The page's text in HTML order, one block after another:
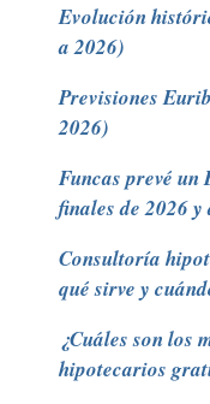
Evolución
a 2026)
Previsiones
2026)
Funcas prevé
finales de 2026
Consultoría
qué sirve y
¿Cuáles son los
hipotecarios